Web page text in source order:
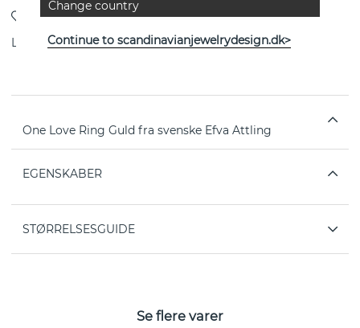
Levering:Bestillingsvare 4-6 uger
One Love Ring Guld fra svenske Efva Attling
EGENSKABER
STØRRELSESGUIDE
Se flere varer
Change country
Continue to scandinavianjewelrydesign.dk>